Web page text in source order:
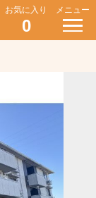
お気に入り
0
メニュー